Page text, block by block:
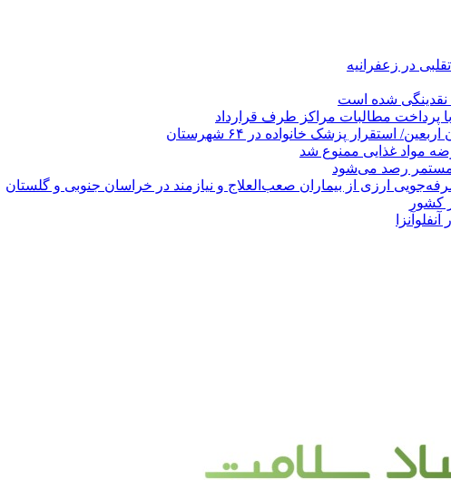
در زعفرانیه
پرداخت مطالبات مراکز طرف قرارداد
مواد غذایی ممنوع شد
رصد می‌شود
ارزی از بیماران صعب‌العلاج و نیازمند در خراسان جنوبی و گلستان